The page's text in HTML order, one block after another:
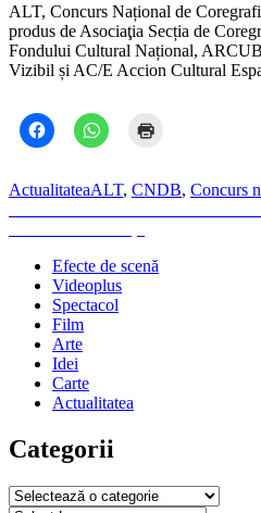
ALT, Concurs Național de
produs de Asociaţia Secția de
Fondului Cultural Național,
Vizibil și AC/E Accion Cultural
ActualitateaALT, CNDB, Concurs
Navigare
în
articole
Efecte de scenă
Videoplus
Spectacol
Film
Arte
Idei
Carte
Actualitatea
Categorii
Categorii